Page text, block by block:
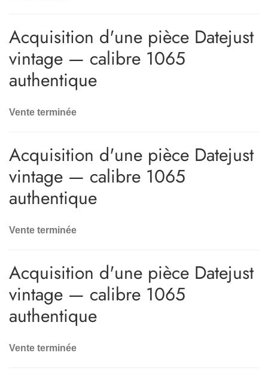
Acquisition d'une pièce Datejust
vintage — calibre 1065
authentique
Vente terminée
Acquisition d'une pièce Datejust
vintage — calibre 1065
authentique
Vente terminée
Acquisition d'une pièce Datejust
vintage — calibre 1065
authentique
Vente terminée